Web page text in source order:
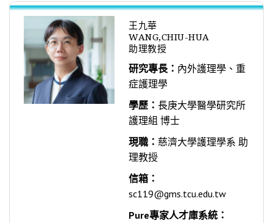
王九華
WANG,CHIU-HUA
助理教授
研究專長： 內外護理學、重
症護理學
學歷： 長庚大學醫學研究所
護理組 博士
現職： 慈濟大學護理學系 助
理教授
信箱：
sc119@gms.tcu.edu.tw
Pure專家人才庫系統：